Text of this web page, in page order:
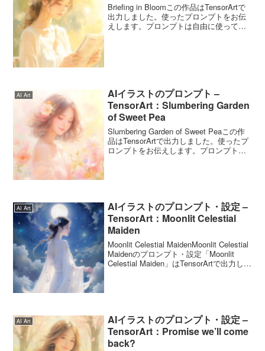
Briefing in Bloomこの作品はTensorArtで
出力しました。使ったプロンプトをお伝
えします。プロンプトは自由に使ってく
AI Art
AIイラストのプロンプト –
TensorArt：Slumbering Garden
of Sweet Pea
Slumbering Garden of Sweet Peaこの作
品はTensorArtで出力しました。使ったプ
ロンプトをお伝えします。プロンプトは
AI Art
AIイラストのプロンプト・設定 –
TensorArt：Moonlit Celestial
Maiden
Moonlit Celestial MaidenMoonlit Celestial
Maidenのプロンプト・設定「Moonlit
Celestial Maiden」はTensorArtで出力しま
AI Art
AIイラストのプロンプト・設定 –
TensorArt：Promise we’ll come
back?